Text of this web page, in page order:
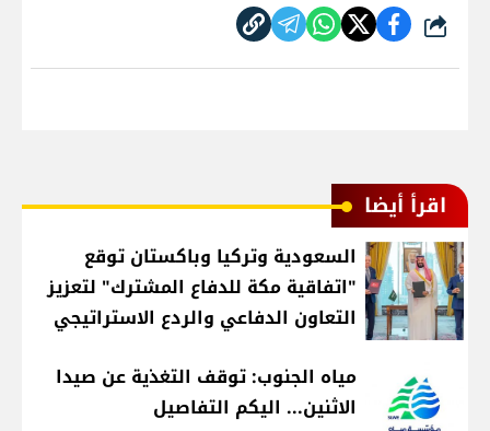
شارك
اقرأ أيضا
السعودية وتركيا وباكستان توقع
"اتفاقية مكة للدفاع المشترك" لتعزيز
التعاون الدفاعي والردع الاستراتيجي
مياه الجنوب: توقف التغذية عن صيدا
الاثنين... اليكم التفاصيل